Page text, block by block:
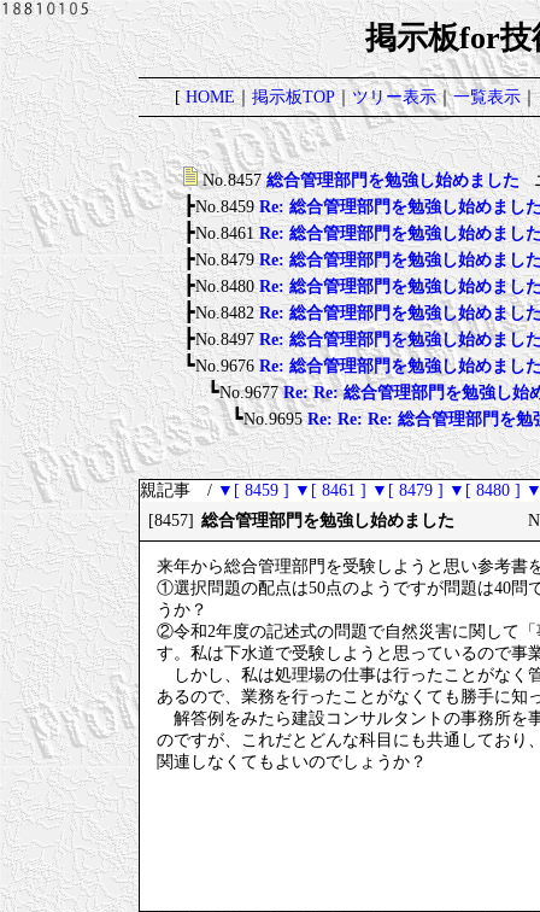
掲示板for技
[HOME｜掲示板TOP｜ツリー表示｜一覧表示｜
No.8457総合管理部門を勉強し始めましたニ
┣No.8459Re: 総合管理部門を勉強し始めまし
┣No.8461Re: 総合管理部門を勉強し始めまし
┣No.8479Re: 総合管理部門を勉強し始めまし
┣No.8480Re: 総合管理部門を勉強し始めまし
┣No.8482Re: 総合管理部門を勉強し始めまし
┣No.8497 Re: 総合管理部門を勉強し始めまし
┗No.9676 Re: 総合管理部門を勉強し始めまし
┗No.9677Re: Re: 総合管理部門を勉強し始
┗No.9695Re: Re: Re: 総合管理部門を勉
親記事 / ▼[ 8459 ] ▼[ 8461 ] ▼[ 8479 ] ▼[ 8480 ]
[8457] 総合管理部門を勉強し始めました
来年から総合管理部門を受験しようと思い参考書
①選択問題の配点は50点のようですが問題は40問
うか？
②令和2年度の記述式の問題で自然災害に関して
す。私は下水道で受験しようと思っているので事
しかし、私は処理場の仕事は行ったことがなく
あるので、業務を行ったことがなくても勝手に知
解答例をみたら建設コンサルタントの事務所を
のですが、これだとどんな科目にも共通しており
関連しなくてもよいのでしょうか？